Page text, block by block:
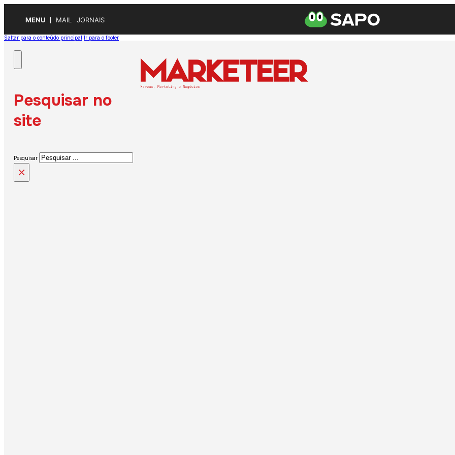
MENU MAIL JORNAIS
Saltar para o conteúdo principal Ir para o footer
Pesquisar no
site
Pesquisar
×